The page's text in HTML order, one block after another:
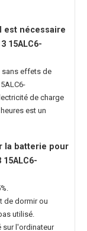
est nécessaire
15ALC6-
sans effets de
de charge
est un
la batterie pour
de dormir ou
utilisé.
sur l'ordinateur